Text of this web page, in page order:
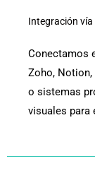
Integración vía
Conectamos
Zoho, Notion,
o sistemas
visuales para